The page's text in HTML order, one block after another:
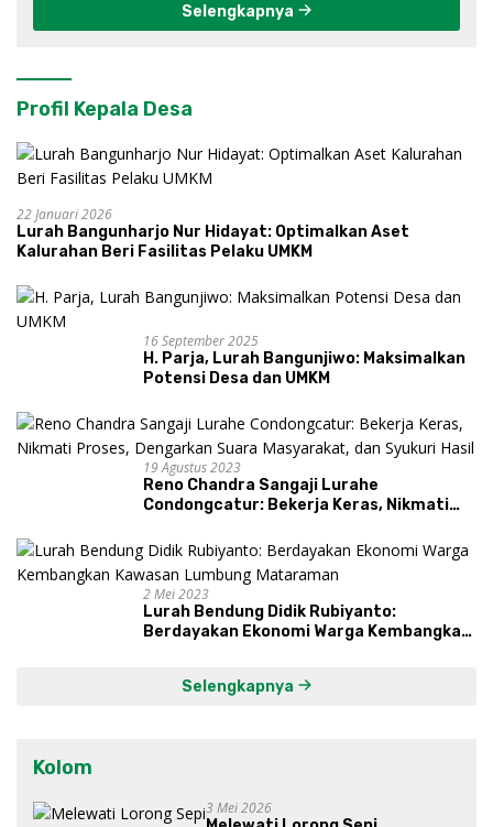
Selengkapnya
Profil Kepala Desa
22 Januari 2026
Lurah Bangunharjo Nur Hidayat: Optimalkan Aset
Kalurahan Beri Fasilitas Pelaku UMKM
16 September 2025
H. Parja, Lurah Bangunjiwo: Maksimalkan
Potensi Desa dan UMKM
19 Agustus 2023
Reno Chandra Sangaji Lurahe
Condongcatur: Bekerja Keras, Nikmati
dan Syukuri Hasil
2 Mei 2023
Lurah Bendung Didik Rubiyanto:
Berdayakan Ekonomi Warga Kembangkan
Selengkapnya
Kolom
3 Mei 2026